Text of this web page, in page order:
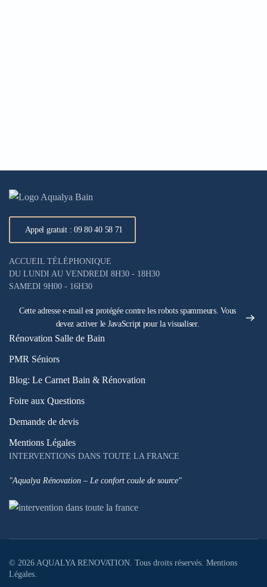
Appel gratuit : 09 80 40 58 71
ACCUEIL TÉLÉPHONIQUE
DU LUNDI AU VENDREDI 8H30 - 18H30
SAMEDI 9H00 - 16H30
Cette adresse e-mail est protégée contre les robots spammeurs. Vous
devez activer le JavaScript pour la visualiser.
Rénovation Salle de Bain
PMR Séniors
Blog: Le Carnet Bain & Rénovation
Foire aux Questions
Demande de devis
Mentions Légales
INTERVENTIONS DANS TOUTE LA FRANCE
"Aqualya Rénovation – Le confort coule de source"
© 2026 AQUALYA RENOVATION. Tous droits réservés. Mentions
Légales